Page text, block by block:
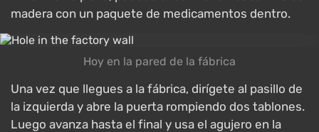
madera con un paquete de medicamentos dentro.
Hoy en la pared de la fábrica
Una vez que llegues a la fábrica, dirígete al pasillo de
la izquierda y abre la puerta rompiendo dos tablones.
Luego avanza hasta el final y usa el agujero en la